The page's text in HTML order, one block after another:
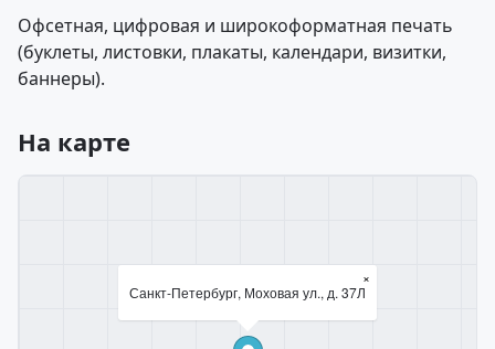
Офсетная, цифровая и широкоформатная печать
(буклеты, листовки, плакаты, календари, визитки,
баннеры).
На карте
Санкт-Петербург, Моховая ул., д. 37Л
×